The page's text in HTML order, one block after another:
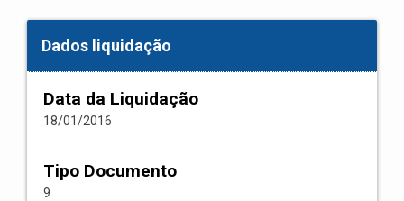
Dados liquidação
Data da Liquidação
18/01/2016
Tipo Documento
9